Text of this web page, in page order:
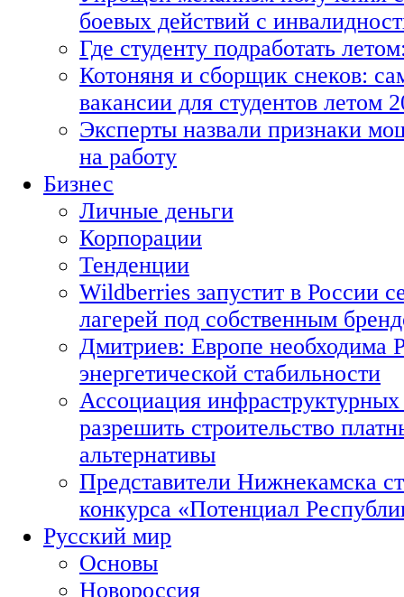
боевых действий с
Где студенту подработать
Котоняня и сборщик снеков:
вакансии для студентов летом
Эксперты назвали признаки
на работу
Бизнес
Личные деньги
Корпорации
Тенденции
Wildberries запустит в России
лагерей под собственным
Дмитриев: Европе необходима
энергетической стабильности
Ассоциация
разрешить строительство
альтернативы
Представители Нижнекамска
конкурса «Потенциал
Русский мир
Основы
Новороссия